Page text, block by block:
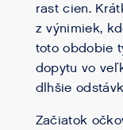
rast cien.
z výnimiek,
toto obdobie
dopytu vo
dlhšie
Začiatok